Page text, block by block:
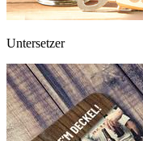
Untersetzer